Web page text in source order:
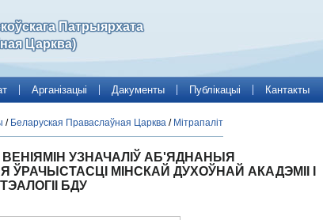
Патрыярхата
Царква)
Арганізацыі Дакументы Публікацыі Кантакты
/ Беларуская Праваслаўная Царква / Мітрапаліт
ВЕНІЯМІН УЗНАЧАЛІЎ АБ'ЯДНАНЫЯ
МІНСКАЙ ДУХОЎНАЙ АКАДЭМІІ І
БДУ